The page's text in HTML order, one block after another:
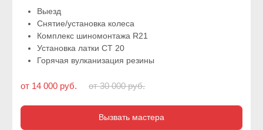
Заметили элементы грыжи
на колесе?
Бригада техпомощи приедет на место поломки и
восстановит корд в покрышке за 20-30 минут
Не выкидывайте шину!
отремонтировать